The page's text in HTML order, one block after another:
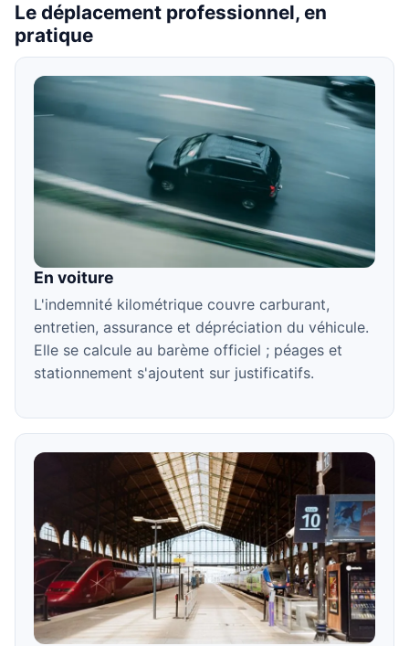
Le déplacement professionnel, en
pratique
En voiture
L'indemnité kilométrique couvre carburant,
entretien, assurance et dépréciation du véhicule.
Elle se calcule au barème officiel ; péages et
stationnement s'ajoutent sur justificatifs.